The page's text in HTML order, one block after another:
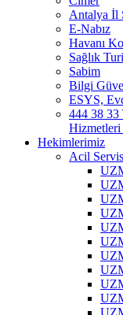
Antalya İl
E-Nabız
Havanı
Sağlık
Sabim
Bilgi
ESYS,
444 38 33
Hekimlerimiz
Acil Servis